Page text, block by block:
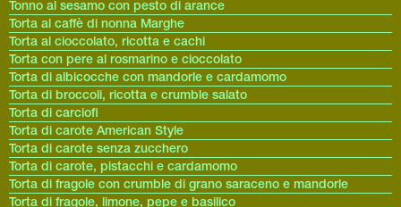
Tonno al sesamo con pesto di arance
Torta al caffè di nonna Marghe
Torta al cioccolato, ricotta e cachi
Torta con pere al rosmarino e cioccolato
Torta di albicocche con mandorle e cardamomo
Torta di broccoli, ricotta e crumble salato
Torta di carciofi
Torta di carote American Style
Torta di carote senza zucchero
Torta di carote, pistacchi e cardamomo
Torta di fragole con crumble di grano saraceno e mandorle
Torta di fragole, limone, pepe e basilico